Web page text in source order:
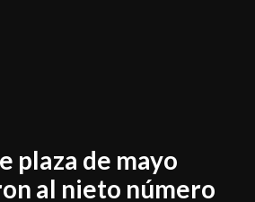
plaza de mayo
al nieto número